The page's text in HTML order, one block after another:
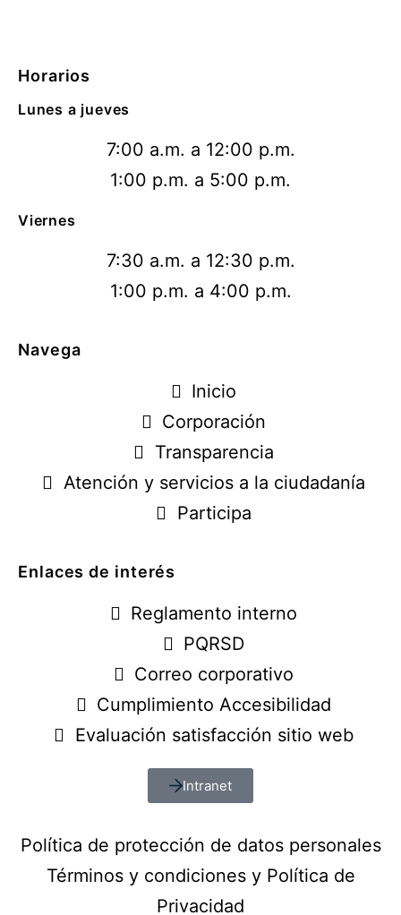
Horarios
Lunes a jueves
7:00 a.m. a 12:00 p.m.
1:00 p.m. a 5:00 p.m.
Viernes
7:30 a.m. a 12:30 p.m.
1:00 p.m. a 4:00 p.m.
Navega
Inicio
Corporación
Transparencia
Atención y servicios a la ciudadanía
Participa
Enlaces de interés
Reglamento interno
PQRSD
Correo corporativo
Cumplimiento Accesibilidad
Evaluación satisfacción sitio web
Intranet
Política de protección de datos personales
Términos y condiciones y Política de
Privacidad